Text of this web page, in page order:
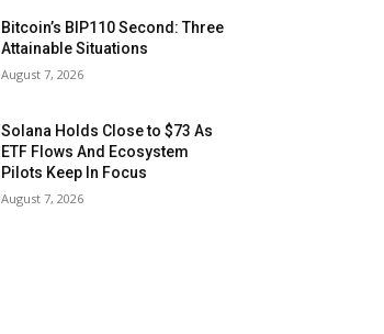
Bitcoin’s BIP110 Second: Three
Attainable Situations
August 7, 2026
Solana Holds Close to $73 As
ETF Flows And Ecosystem
Pilots Keep In Focus
August 7, 2026